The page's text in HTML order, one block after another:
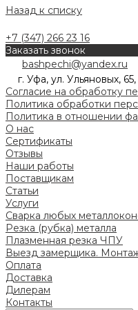
Назад к списку
+7 (347) 266 23 16
Заказать звонок
bashpechi@yandex.ru
г. Уфа, ул. Ульяновых,
Согласие на обработку
Политика обработки
Политика в отношении
О нас
Сертификаты
Отзывы
Наши работы
Поставщикам
Статьи
Услуги
Сварка любых
Резка (рубка) металла
Плазменная резка ЧПУ
Выезд замерщика.
Оплата
Доставка
Дилерам
Контакты